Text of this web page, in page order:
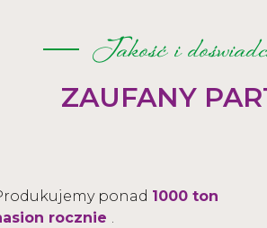
Jakość i
ZAUFANY
ponad 1000 ton
rocznie .